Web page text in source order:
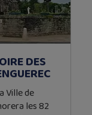
DES
Ville de
les 82